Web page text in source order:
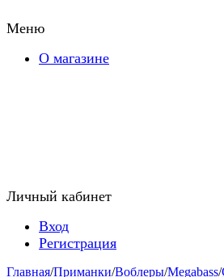
Меню
О магазине
Личный кабинет
Вход
Регистрация
Главная/Приманки/Воблеры/Megabass/